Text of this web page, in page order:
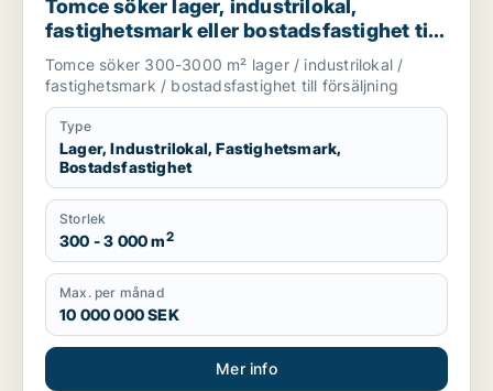
Tomce söker lager, industrilokal,
fastighetsmark eller bostadsfastighet till
salu i Staffanstorp, Burlöv eller Vellinge
m.fl.
Tomce söker 300-3000 m² lager / industrilokal /
fastighetsmark / bostadsfastighet till försäljning
Type
Lager, Industrilokal, Fastighetsmark,
Bostadsfastighet
Storlek
300 - 3 000 m2
Max. per månad
10 000 000 SEK
Mer info